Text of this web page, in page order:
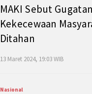
MAKI Sebut
Kekecewaan
Ditahan
13 Maret 2024, 19:03 WIB
Nasional